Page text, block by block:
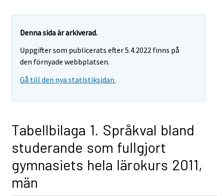
Denna sida är arkiverad.
Uppgifter som publicerats efter 5.4.2022 finns på
den förnyade webbplatsen.
Gå till den nya statistiksidan.
Tabellbilaga 1. Språkval bland
studerande som fullgjort
gymnasiets hela lärokurs 2011,
män